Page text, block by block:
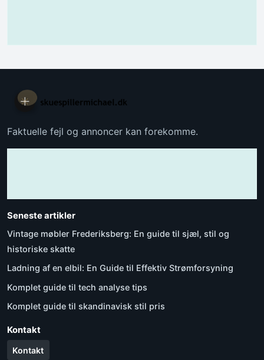
Faktuelle fejl og annoncer kan forekomme.
Seneste artikler
Vintage møbler Frederiksberg: En guide til sjæl, stil og
historiske skatte
Ladning af en elbil: En Guide til Effektiv Strømforsyning
Komplet guide til tech analyse tips
Komplet guide til skandinavisk stil pris
Kontakt
Kontakt